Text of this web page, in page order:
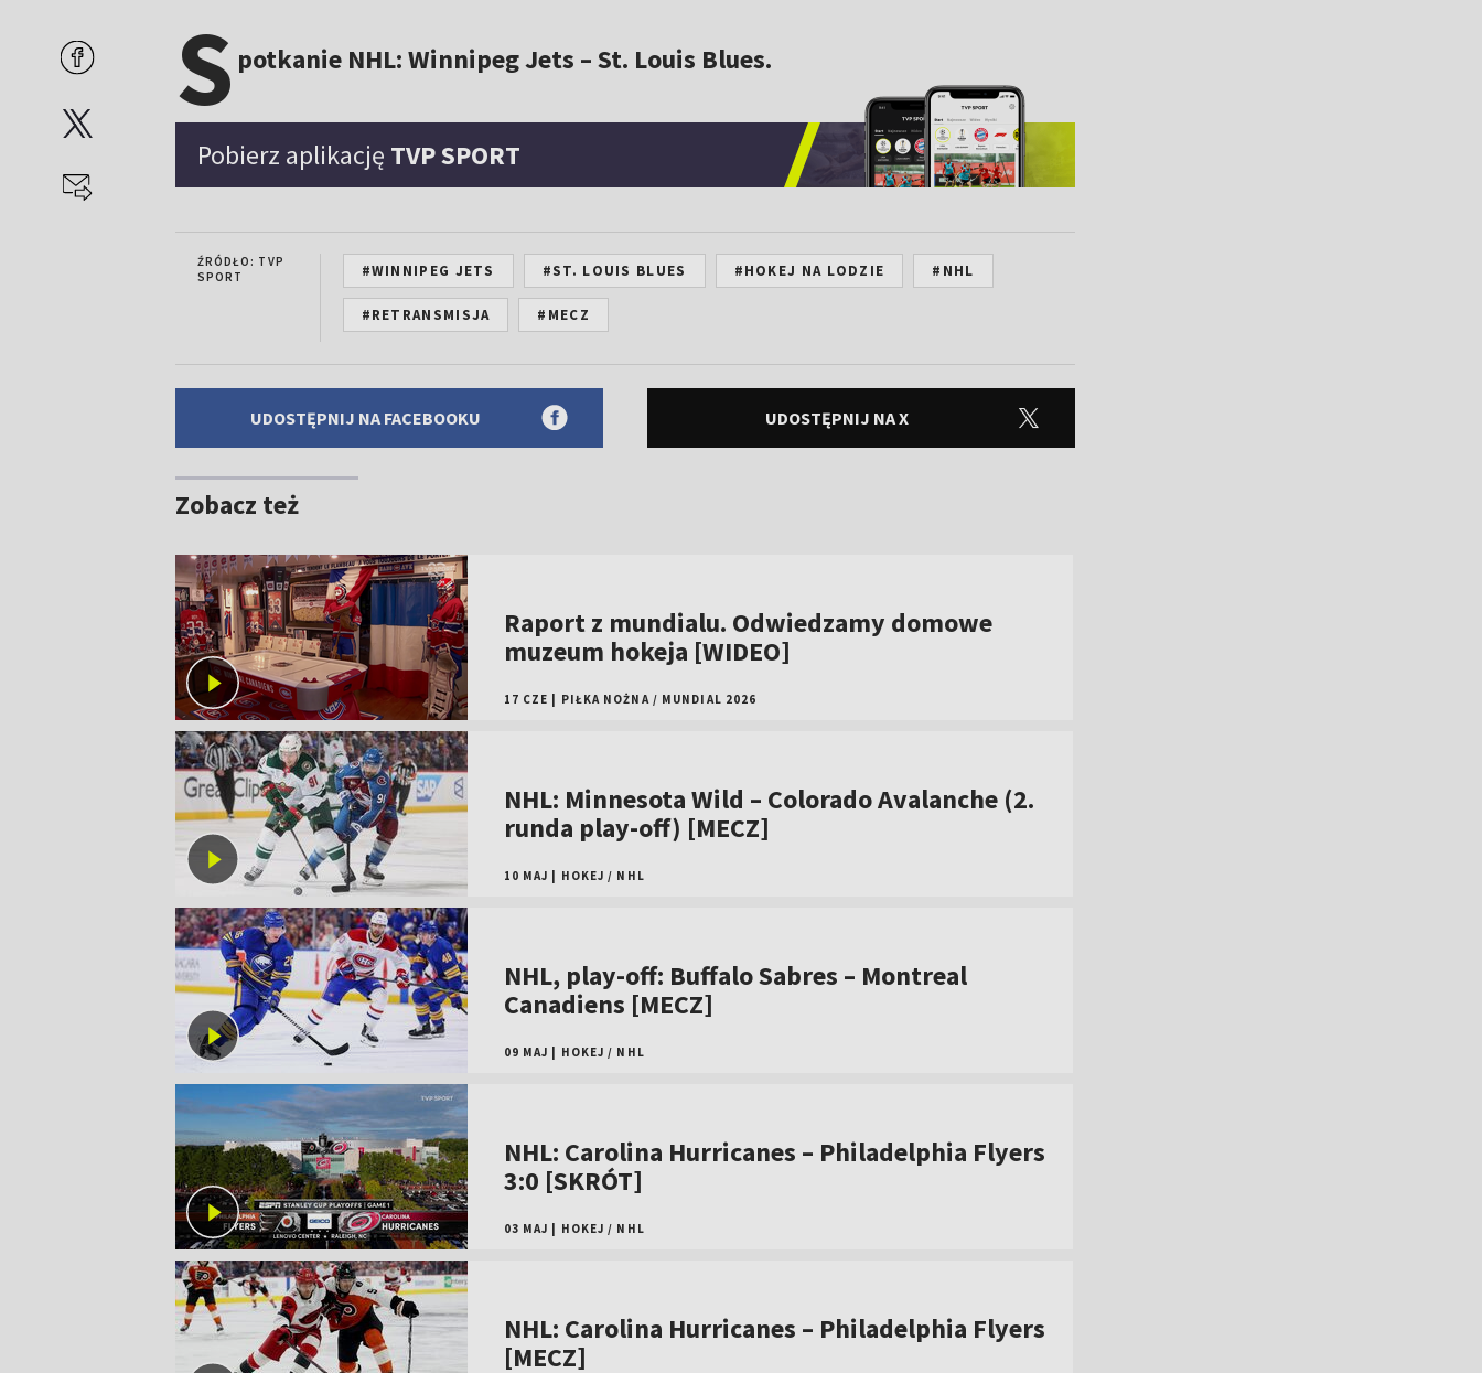
S potkanie NHL: Winnipeg Jets – St. Louis Blues.
Pobierz aplikację TVP SPORT
ŹRÓDŁO: TVP
SPORT
#WINNIPEG JETS #ST. LOUIS BLUES #HOKEJ NA LODZIE #NHL
#RETRANSMISJA #MECZ
UDOSTĘPNIJ NA FACEBOOKU UDOSTĘPNIJ NA X
Zobacz też
Raport z mundialu. Odwiedzamy domowe
muzeum hokeja [WIDEO]
17 CZE PIŁKA NOŻNA / MUNDIAL 2026
NHL: Minnesota Wild – Colorado Avalanche (2.
runda play-off) [MECZ]
10 MAJ HOKEJ / NHL
NHL, play-off: Buffalo Sabres – Montreal
Canadiens [MECZ]
09 MAJ HOKEJ / NHL
NHL: Carolina Hurricanes – Philadelphia Flyers
3:0 [SKRÓT]
03 MAJ HOKEJ / NHL
NHL: Carolina Hurricanes – Philadelphia Flyers
[MECZ]